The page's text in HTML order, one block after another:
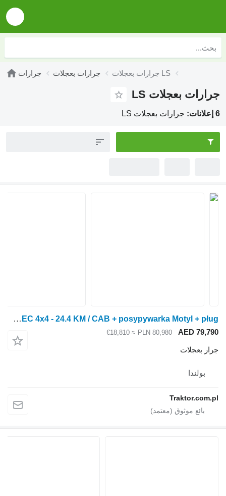
جرارات جرارات بعجلات جرارات بعجلات LS
جرارات بعجلات LS
6 إعلانات: جرارات بعجلات LS
LS Tractor XJ25 MEC 4x4 - 24.4 KM / CAB + posypywarka Motyl + pług
AED 79,790
PLN 80,980
≈ €18,810
جرار بعجلات
بولندا
Traktor.com.pl